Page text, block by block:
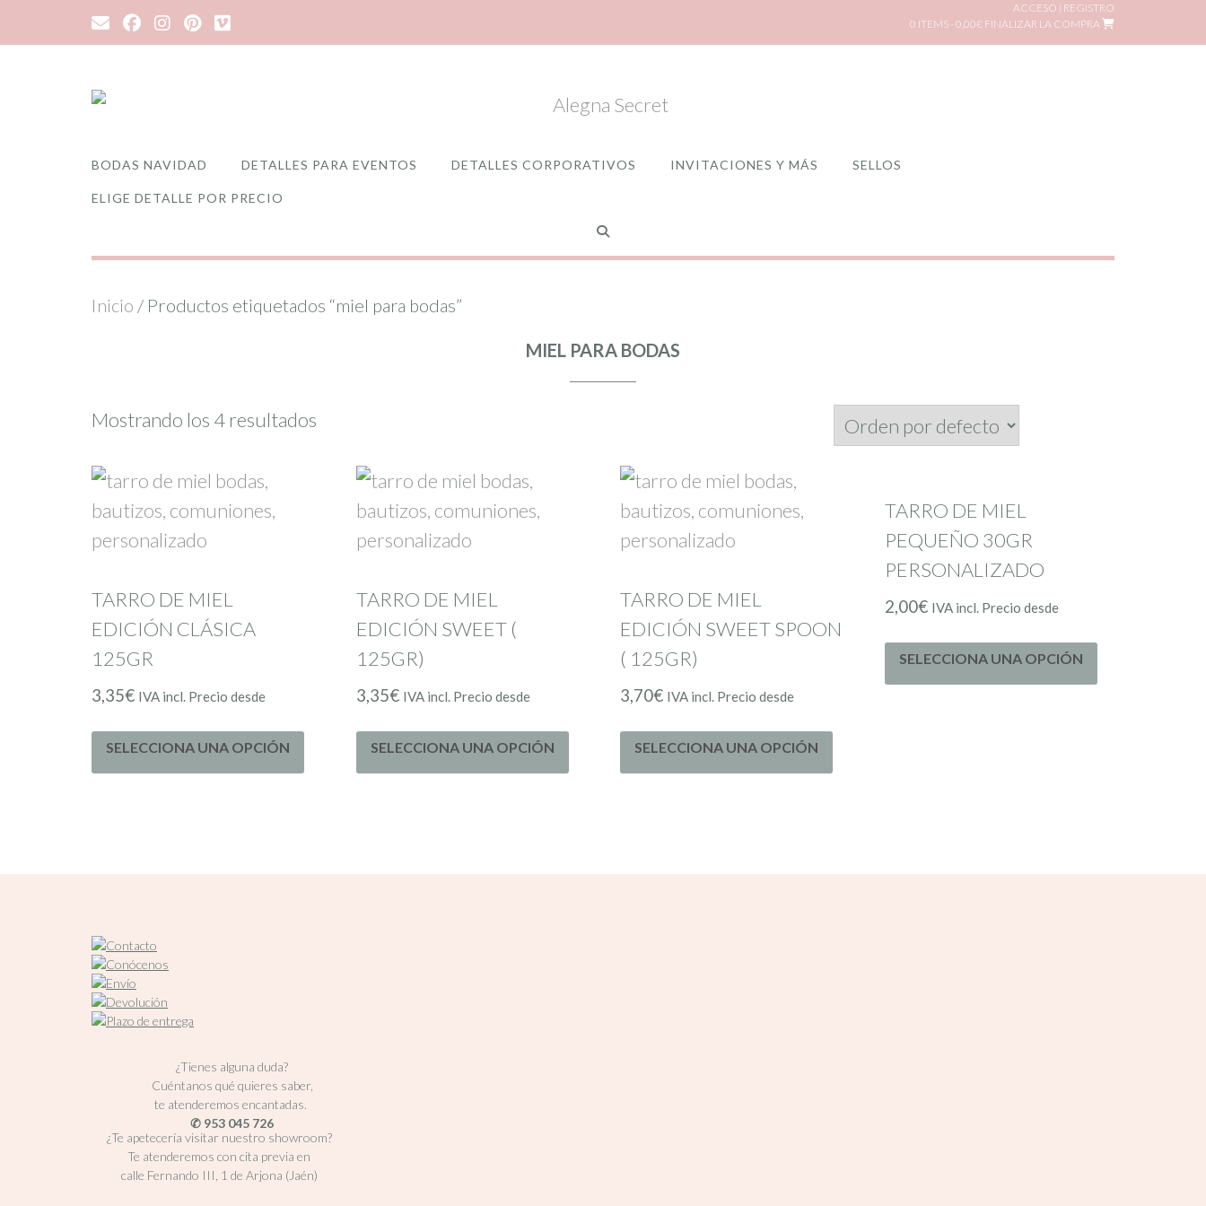
al
ACCESO | REGISTRO
0 ITEMS - 0,00€ FINALIZAR LA COMPRA
BODAS NAVIDAD DETALLES PARA EVENTOS DETALLES CORPORATIVOS INVITACIONES Y MÁS SELLOS
ELIGE DETALLE POR PRECIO
Inicio / Productos etiquetados “miel para bodas”
MIEL PARA BODAS
Mostrando los 4 resultados
TARRO DE MIEL
EDICIÓN CLÁSICA
125GR
3,35€ IVA incl. Precio desde
SELECCIONA UNA OPCIÓN
TARRO DE MIEL
EDICIÓN SWEET (
125GR)
3,35€ IVA incl. Precio desde
SELECCIONA UNA OPCIÓN
TARRO DE MIEL
EDICIÓN SWEET SPOON
( 125GR)
3,70€ IVA incl. Precio desde
SELECCIONA UNA OPCIÓN
TARRO DE MIEL
PEQUEÑO 30GR
PERSONALIZADO
2,00€ IVA incl. Precio desde
SELECCIONA UNA OPCIÓN
¿Tienes alguna duda?
Cuéntanos qué quieres saber,
te atenderemos encantadas.
✆ 953 045 726
¿Te apetecería visitar nuestro showroom?
Te atenderemos con cita previa en
calle Fernando III, 1 de Arjona (Jaén)